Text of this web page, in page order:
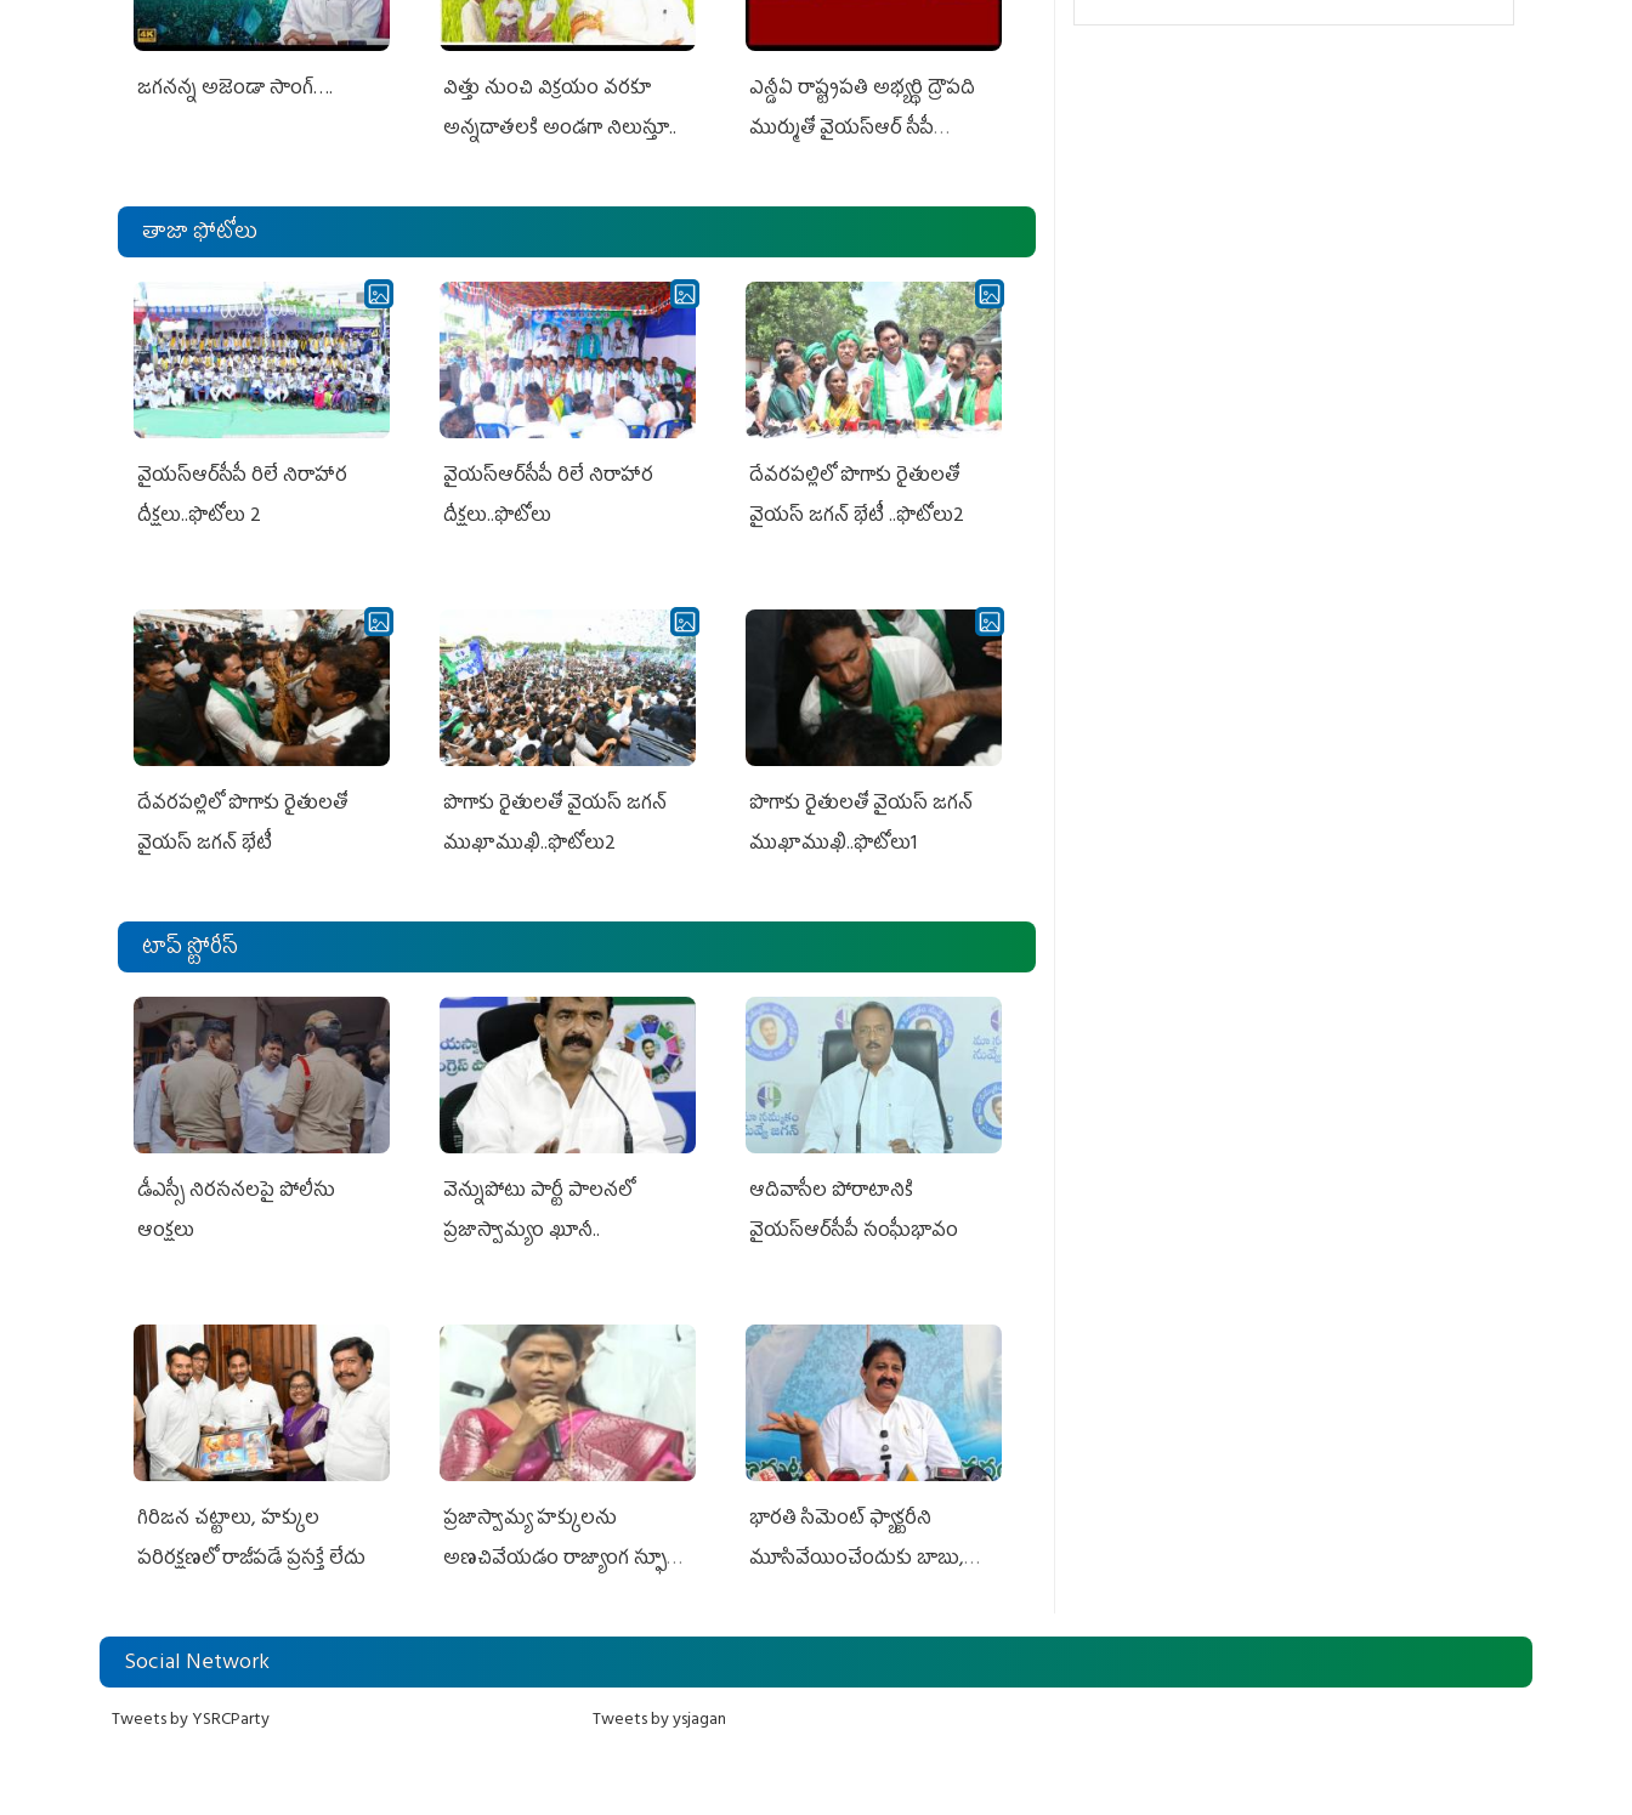
జగనన్న అజెండా సాంగ్….
విత్తు నుంచి విక్రయం వరకూ
అన్నదాతలకి అండగా నిలుస్తూ..
ఎన్డీఏ రాష్ట్ర‌ప‌తి అభ్య‌ర్థి ద్రౌప‌ది
ముర్ముతో వైయ‌స్ఆర్ సీపీ
ఎమ్మెల్యేలు, ఎంపీల స‌మావేశం
తాజా ఫోటోలు
వైయ‌స్ఆర్‌సీపీ రిలే నిరాహార
దీక్షలు..ఫొటోలు 2
వైయ‌స్ఆర్‌సీపీ రిలే నిరాహార
దీక్షలు..ఫొటోలు
దేవరపల్లిలో పొగాకు రైతులతో
వైయస్ జగన్ భేటీ ..ఫొటోలు2
దేవరపల్లిలో పొగాకు రైతులతో
వైయస్ జగన్ భేటీ
పొగాకు రైతుల‌తో వైయ‌స్ జ‌గ‌న్
ముఖాముఖి..ఫొటోలు2
పొగాకు రైతుల‌తో వైయ‌స్ జ‌గ‌న్
ముఖాముఖి..ఫొటోలు1
టాప్ స్టోరీస్
డీఎస్సీ నిరసనలపై పోలీసు
ఆంక్షలు
వెన్నుపోటు పార్టీ పాలనలో
ప్రజాస్వామ్యం ఖూనీ..
ఆదివాసీల పోరాటానికి
వైయ‌స్ఆర్‌సీపీ సంఘీభావం
గిరిజన చట్టాలు, హక్కుల
పరిరక్షణలో రాజీపడే ప్రసక్తే లేదు
ప్రజాస్వామ్య హక్కులను
అణచివేయడం రాజ్యాంగ స్ఫూర్తికి
భారతి సిమెంట్ ఫ్యాక్టరీని
మూసివేయించేందుకు బాబు,
కుట్ర
Social Network
Tweets by YSRCParty Tweets by ysjagan